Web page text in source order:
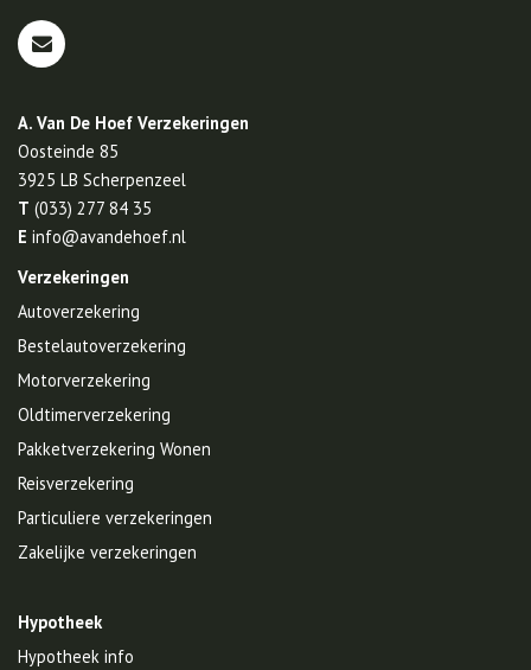
A. Van De Hoef Verzekeringen
Oosteinde 85
3925 LB Scherpenzeel
T (033) 277 84 35
E info@avandehoef.nl
Verzekeringen
Autoverzekering
Bestelautoverzekering
Motorverzekering
Oldtimerverzekering
Pakketverzekering Wonen
Reisverzekering
Particuliere verzekeringen
Zakelijke verzekeringen
Hypotheek
Hypotheek info